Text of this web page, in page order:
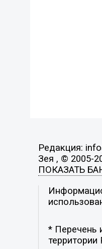
Редакция:
Зея , © 2005-
ПОКАЗАТЬ
* Перечень